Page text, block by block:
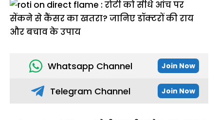
Whatsapp Channel Join Now
Telegram Channel Join Now